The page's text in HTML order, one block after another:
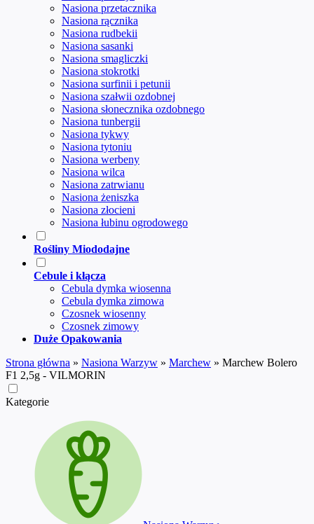
Nasiona przetacznika
Nasiona rącznika
Nasiona rudbekii
Nasiona sasanki
Nasiona smagliczki
Nasiona stokrotki
Nasiona surfinii i petunii
Nasiona szałwii ozdobnej
Nasiona słonecznika ozdobnego
Nasiona tunbergii
Nasiona tykwy
Nasiona tytoniu
Nasiona werbeny
Nasiona wilca
Nasiona zatrwianu
Nasiona żeniszka
Nasiona złocieni
Nasiona łubinu ogrodowego
Rośliny Miododajne
Cebule i kłącza
Cebula dymka wiosenna
Cebula dymka zimowa
Czosnek wiosenny
Czosnek zimowy
Duże Opakowania
Strona główna » Nasiona Warzyw » Marchew » Marchew Bolero
F1 2,5g - VILMORIN
Kategorie